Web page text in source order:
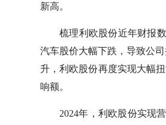
新高。
梳理利欧股份近年财报
汽车股价大幅下跌，导致公
升，利欧股份再度实现大幅
响额。
2024年，利欧股份实现